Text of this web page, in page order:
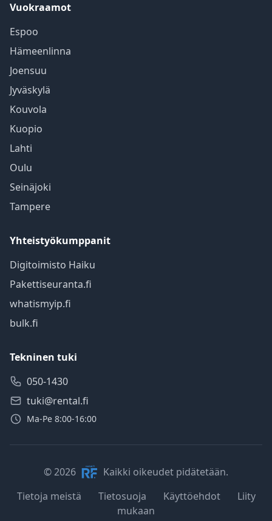
Vuokraamot
Espoo
Hämeenlinna
Joensuu
Jyväskylä
Kouvola
Kuopio
Lahti
Oulu
Seinäjoki
Tampere
Yhteistyökumppanit
Digitoimisto Haiku
Pakettiseuranta.fi
whatismyip.fi
bulk.fi
Tekninen tuki
050-1430
tuki@rental.fi
Ma-Pe 8:00-16:00
© 2026
Kaikki oikeudet pidätetään.
Tietoja meistä
Tietosuoja Käyttöehdot
Liity
mukaan